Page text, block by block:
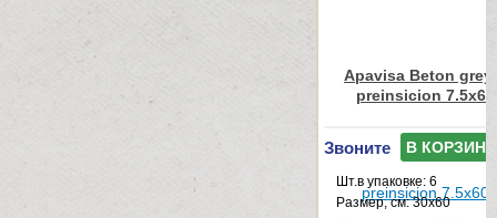
Apavisa Beton
preinsicion 7.5x60
Звоните В КОРЗИНУ
Шт.в упаковке: 6
Размер, см: 30x60